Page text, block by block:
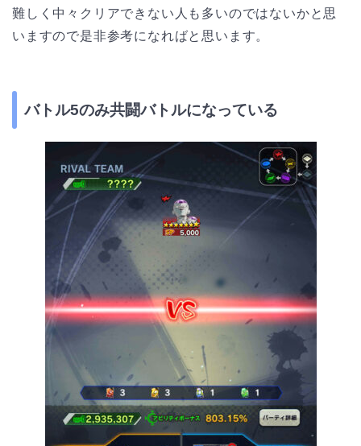
難しく中々クリアできない人も多いのではないかと思
いますので是非参考になればと思います。
バトル5のみ共闘バトルになっている